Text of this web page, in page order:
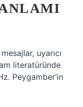
uyarıcı
literatüründe
Peygamber’in